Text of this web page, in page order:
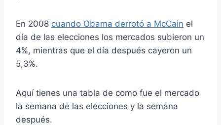
En 2008 cuando Obama derrotó a McCain el
día de las elecciones los mercados subieron un
4%, mientras que el día después cayeron un
5,3%.
Aquí tienes una tabla de como fue el mercado
la semana de las elecciones y la semana
después.